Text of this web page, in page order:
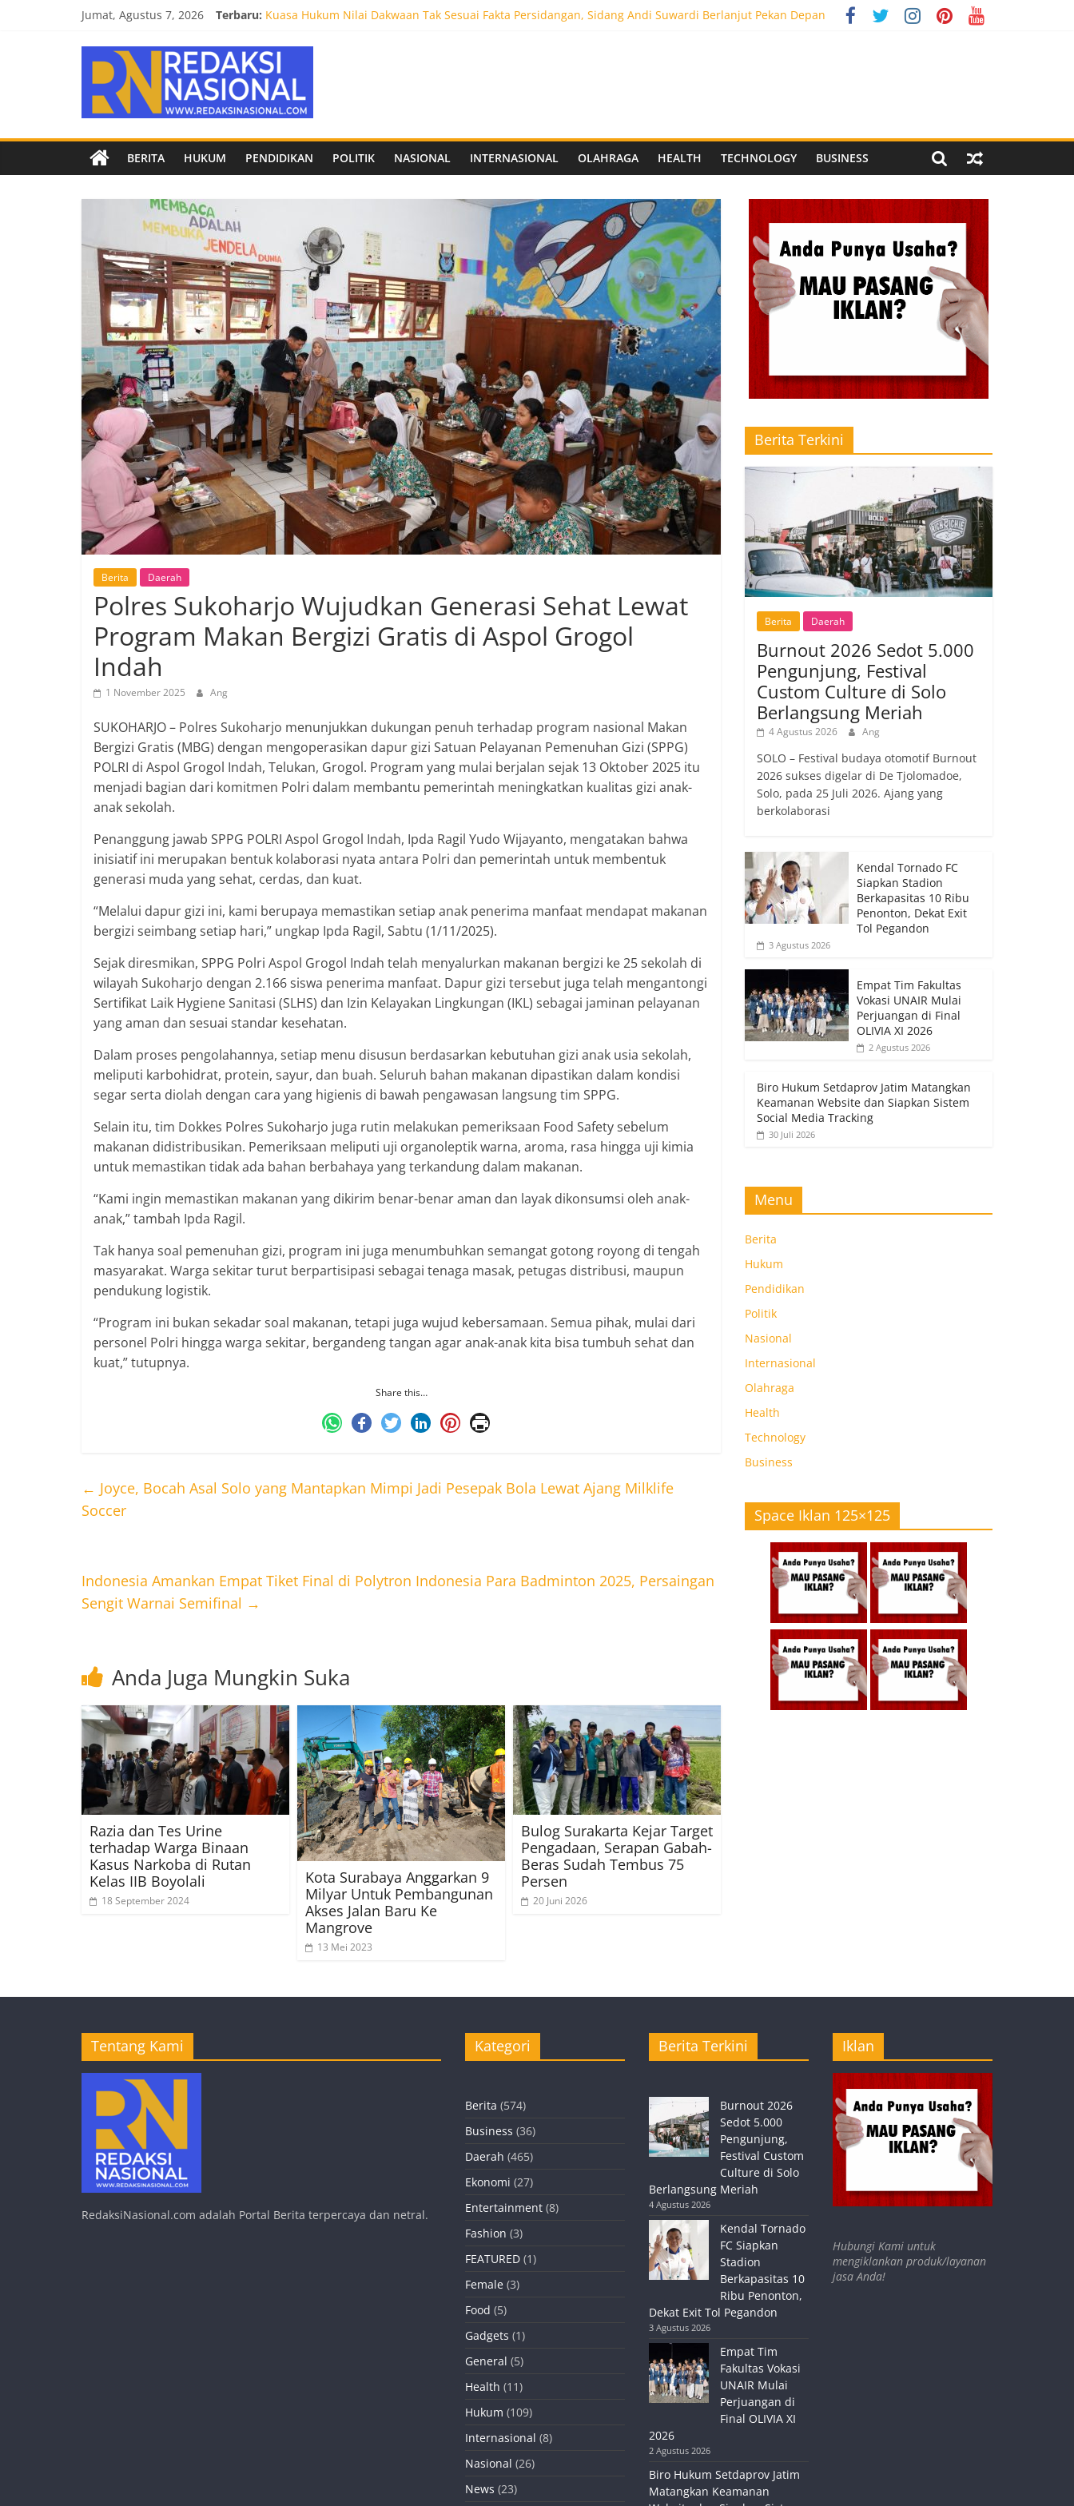
Jumat, Agustus 7, 2026 Terbaru: Kuasa Hukum Nilai Dakwaan Tak Sesuai Fakta Persidangan, Sidang Andi Suwardi Berlanjut Pekan Depan
Kendal Tornado FC Siapkan Stadion Berkapasitas 10 Ribu Penonton, Dekat Exit Tol Pegandon
Empat Tim Fakultas Vokasi UNAIR Mulai Perjuangan di Final OLIVIA XI 2026
Biro Hukum Setdaprov Jatim Matangkan Keamanan Website dan Siapkan Sistem Social Media Tracking
Redaksi
Nasional
Berita
terpercaya
netral
BERITA HUKUM PENDIDIKAN POLITIK NASIONAL INTERNASIONAL OLAHRAGA HEALTH TECHNOLOGY BUSINESS
Berita Daerah
Polres Sukoharjo Wujudkan Generasi Sehat Lewat
Program Makan Bergizi Gratis di Aspol Grogol
Indah
1 November 2025 Ang
SUKOHARJO – Polres Sukoharjo menunjukkan dukungan penuh terhadap program nasional Makan
Bergizi Gratis (MBG) dengan mengoperasikan dapur gizi Satuan Pelayanan Pemenuhan Gizi (SPPG)
POLRI di Aspol Grogol Indah, Telukan, Grogol. Program yang mulai berjalan sejak 13 Oktober 2025 itu
menjadi bagian dari komitmen Polri dalam membantu pemerintah meningkatkan kualitas gizi anak-
anak sekolah.
Penanggung jawab SPPG POLRI Aspol Grogol Indah, Ipda Ragil Yudo Wijayanto, mengatakan bahwa
inisiatif ini merupakan bentuk kolaborasi nyata antara Polri dan pemerintah untuk membentuk
generasi muda yang sehat, cerdas, dan kuat.
“Melalui dapur gizi ini, kami berupaya memastikan setiap anak penerima manfaat mendapat makanan
bergizi seimbang setiap hari,” ungkap Ipda Ragil, Sabtu (1/11/2025).
Sejak diresmikan, SPPG Polri Aspol Grogol Indah telah menyalurkan makanan bergizi ke 25 sekolah di
wilayah Sukoharjo dengan 2.166 siswa penerima manfaat. Dapur gizi tersebut juga telah mengantongi
Sertifikat Laik Hygiene Sanitasi (SLHS) dan Izin Kelayakan Lingkungan (IKL) sebagai jaminan pelayanan
yang aman dan sesuai standar kesehatan.
Dalam proses pengolahannya, setiap menu disusun berdasarkan kebutuhan gizi anak usia sekolah,
meliputi karbohidrat, protein, sayur, dan buah. Seluruh bahan makanan dipastikan dalam kondisi
segar serta diolah dengan cara yang higienis di bawah pengawasan langsung tim SPPG.
Selain itu, tim Dokkes Polres Sukoharjo juga rutin melakukan pemeriksaan Food Safety sebelum
makanan didistribusikan. Pemeriksaan meliputi uji organoleptik warna, aroma, rasa hingga uji kimia
untuk memastikan tidak ada bahan berbahaya yang terkandung dalam makanan.
“Kami ingin memastikan makanan yang dikirim benar-benar aman dan layak dikonsumsi oleh anak-
anak,” tambah Ipda Ragil.
Tak hanya soal pemenuhan gizi, program ini juga menumbuhkan semangat gotong royong di tengah
masyarakat. Warga sekitar turut berpartisipasi sebagai tenaga masak, petugas distribusi, maupun
pendukung logistik.
“Program ini bukan sekadar soal makanan, tetapi juga wujud kebersamaan. Semua pihak, mulai dari
personel Polri hingga warga sekitar, bergandeng tangan agar anak-anak kita bisa tumbuh sehat dan
kuat,” tutupnya.
Share this…
← Joyce, Bocah Asal Solo yang Mantapkan Mimpi Jadi Pesepak Bola Lewat Ajang Milklife
Soccer
Indonesia Amankan Empat Tiket Final di Polytron Indonesia Para Badminton 2025, Persaingan
Sengit Warnai Semifinal →
Anda Juga Mungkin Suka
Razia dan Tes Urine
terhadap Warga Binaan
Kasus Narkoba di Rutan
Kelas IIB Boyolali
18 September 2024
Kota Surabaya Anggarkan 9
Milyar Untuk Pembangunan
Akses Jalan Baru Ke
Mangrove
13 Mei 2023
Bulog Surakarta Kejar Target
Pengadaan, Serapan Gabah-
Beras Sudah Tembus 75
Persen
20 Juni 2026
Berita Terkini
Berita Daerah
Burnout 2026 Sedot 5.000
Pengunjung, Festival
Custom Culture di Solo
Berlangsung Meriah
4 Agustus 2026 Ang
SOLO – Festival budaya otomotif Burnout
2026 sukses digelar di De Tjolomadoe,
Solo, pada 25 Juli 2026. Ajang yang
berkolaborasi
Kendal Tornado FC
Siapkan Stadion
Berkapasitas 10 Ribu
Penonton, Dekat Exit
Tol Pegandon
3 Agustus 2026
Empat Tim Fakultas
Vokasi UNAIR Mulai
Perjuangan di Final
OLIVIA XI 2026
2 Agustus 2026
Biro Hukum Setdaprov Jatim Matangkan
Keamanan Website dan Siapkan Sistem
Social Media Tracking
30 Juli 2026
Menu
Berita
Hukum
Pendidikan
Politik
Nasional
Internasional
Olahraga
Health
Technology
Business
Space Iklan 125×125
Tentang Kami
RedaksiNasional.com adalah Portal Berita terpercaya dan netral.
Kategori
Berita (574)
Business (36)
Daerah (465)
Ekonomi (27)
Entertainment (8)
Fashion (3)
FEATURED (1)
Female (3)
Food (5)
Gadgets (1)
General (5)
Health (11)
Hukum (109)
Internasional (8)
Nasional (26)
News (23)
Berita Terkini
Burnout 2026
Sedot 5.000
Pengunjung,
Festival Custom
Culture di Solo
Berlangsung Meriah
4 Agustus 2026
Kendal Tornado
FC Siapkan
Stadion
Berkapasitas 10
Ribu Penonton,
Dekat Exit Tol Pegandon
3 Agustus 2026
Empat Tim
Fakultas Vokasi
UNAIR Mulai
Perjuangan di
Final OLIVIA XI
2026
2 Agustus 2026
Biro Hukum Setdaprov Jatim
Matangkan Keamanan
Iklan
Hubungi Kami untuk
mengiklankan produk/layanan
jasa Anda!